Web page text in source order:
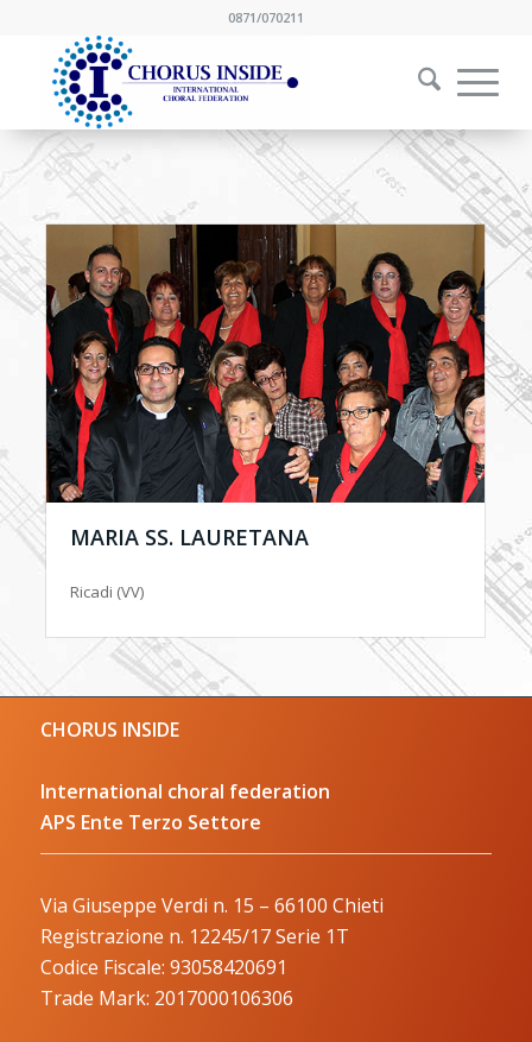
0871/070211
MARIA SS. LAURETANA
Ricadi (VV)
CHORUS INSIDE
International choral federation
APS Ente Terzo Settore
Via Giuseppe Verdi n. 15 – 66100 Chieti
Registrazione n. 12245/17 Serie 1T
Codice Fiscale: 93058420691
Trade Mark: 2017000106306